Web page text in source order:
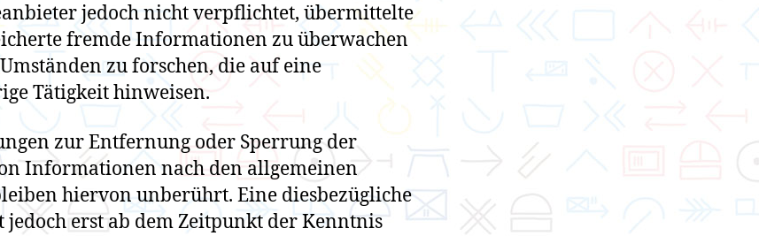
jedoch nicht verpflichtet, übermittelte
fremde Informationen zu überwachen
zu forschen, die auf eine
Tätigkeit hinweisen.
zur Entfernung oder Sperrung der
Informationen nach den allgemeinen
hiervon unberührt. Eine diesbezügliche
jedoch erst ab dem Zeitpunkt der Kenntnis